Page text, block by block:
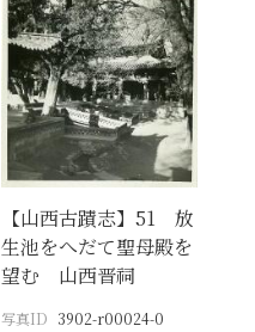
【山西古蹟志】51 放
生池をへだて聖母殿を
望む 山西晋祠
写真ID 3902-r00024-0